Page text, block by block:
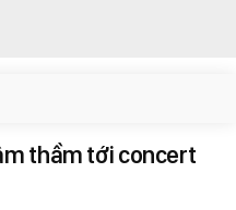
thầm tới concert